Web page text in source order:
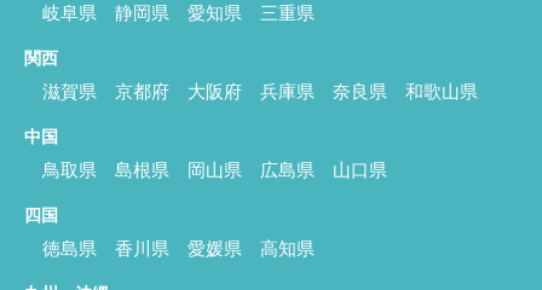
岐阜県 静岡県 愛知県 三重県
関西
滋賀県 京都府 大阪府 兵庫県 奈良県 和歌山県
中国
鳥取県 島根県 岡山県 広島県 山口県
四国
徳島県 香川県 愛媛県 高知県